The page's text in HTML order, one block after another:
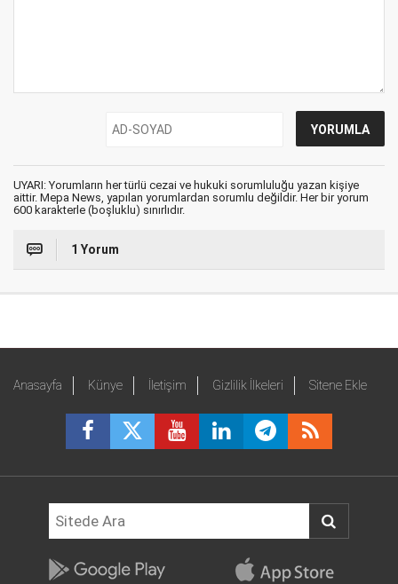
UYARI: Yorumların her türlü cezai ve hukuki sorumluluğu yazan kişiye
aittir. Mepa News, yapılan yorumlardan sorumlu değildir. Her bir yorum
600 karakterle (boşluklu) sınırlıdır.
1 Yorum
Anasayfa Künye İletişim Gizlilik İlkeleri Sitene Ekle